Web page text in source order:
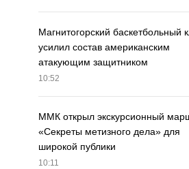
Магнитогорский баскетбольный
усилил состав американским
атакующим защитником
10:52
ММК открыл экскурсионный
«Секреты метизного дела» для
широкой публики
10:11